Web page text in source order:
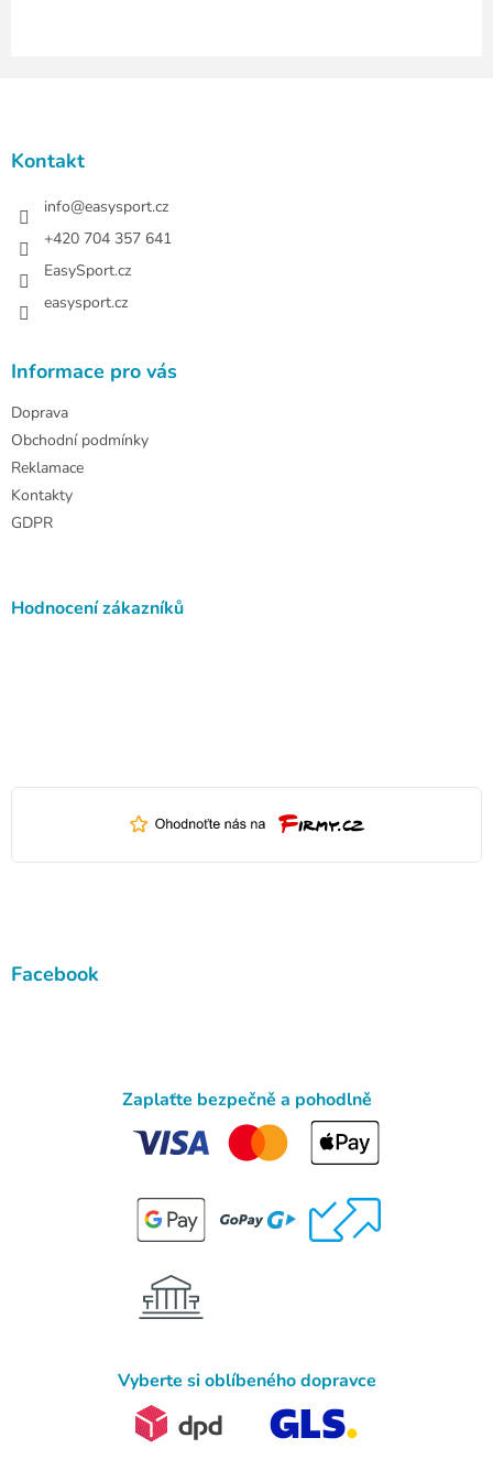
Kontakt
info@easysport.cz
+420 704 357 641
EasySport.cz
easysport.cz
Informace pro vás
Doprava
Obchodní podmínky
Reklamace
Kontakty
GDPR
Hodnocení zákazníků
Facebook
Zaplaťte bezpečně a pohodlně
Vyberte si oblíbeného dopravce